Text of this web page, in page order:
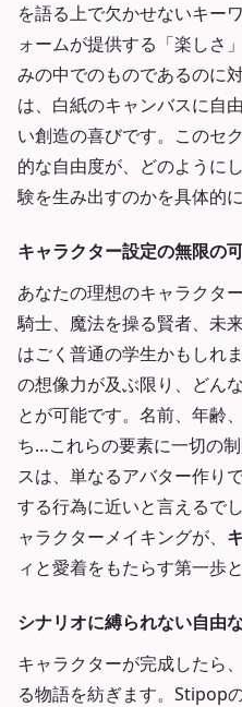
を語る上で欠かせないキー
ォームが提供する「楽しさ
みの中でのものであるのに
は、白紙のキャンバスに自
い創造の喜びです。このセ
的な自由度が、どのように
験を生み出すのかを具体的
キャラクター設定の無限の
あなたの理想のキャラクタ
騎士、魔法を操る賢者、未
はごく普通の学生かもしれ
の想像力が及ぶ限り、どん
とが可能です。名前、年齢
ち…これらの要素に一切の
スは、単なるアバター作り
する行為に近いと言えるで
ャラクターメイキングが、
ィと愛着をもたらす第一歩
シナリオに縛られない自由
キャラクターが完成したら
る物語を紡ぎます。Stipop